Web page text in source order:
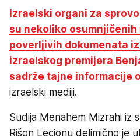
Izraelski organi za
su nekoliko osumnjičenih
poverljivih dokumenata
izraelskog premijera
sadrže tajne informacije
izraelski mediji.
Sudija Menahem Mizrahi iz
Rišon Lecionu delimično je